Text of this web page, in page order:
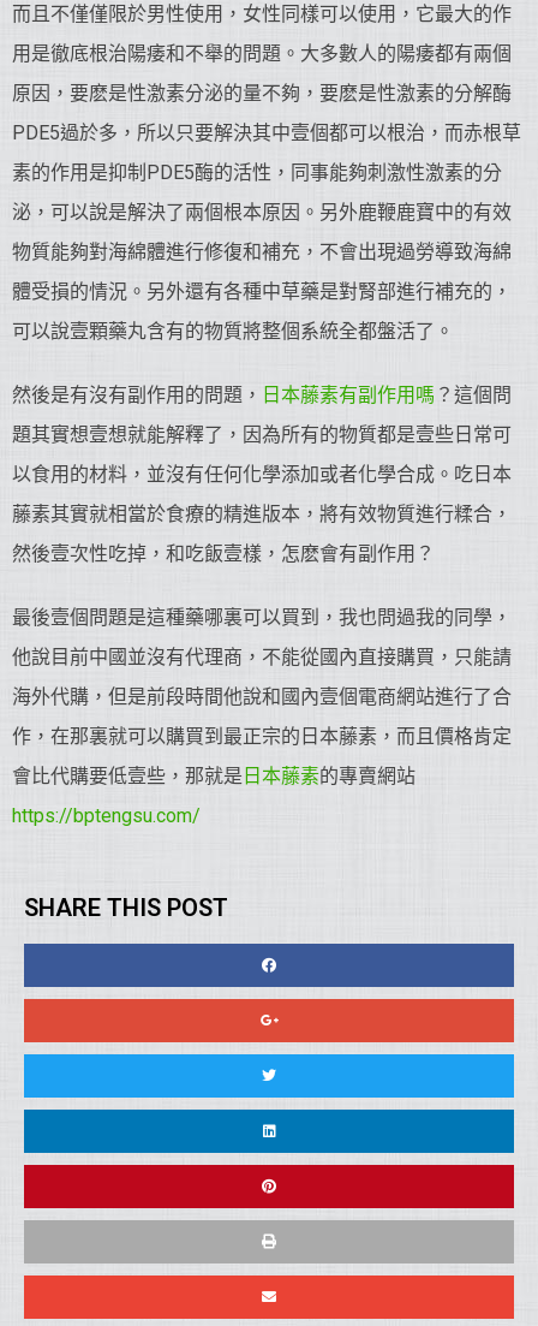
而且不僅僅限於男性使用，女性同樣可以使用，它最大的作
用是徹底根治陽痿和不舉的問題。大多數人的陽痿都有兩個
原因，要麽是性激素分泌的量不夠，要麽是性激素的分解酶
PDE5過於多，所以只要解決其中壹個都可以根治，而赤根草
素的作用是抑制PDE5酶的活性，同事能夠刺激性激素的分
泌，可以說是解決了兩個根本原因。另外鹿鞭鹿寶中的有效
物質能夠對海綿體進行修復和補充，不會出現過勞導致海綿
體受損的情況。另外還有各種中草藥是對腎部進行補充的，
可以說壹顆藥丸含有的物質將整個系統全都盤活了。
然後是有沒有副作用的問題， 日本藤素有副作用嗎 ？這個問
題其實想壹想就能解釋了，因為所有的物質都是壹些日常可
以食用的材料，並沒有任何化學添加或者化學合成。吃日本
藤素其實就相當於食療的精進版本，將有效物質進行糅合，
然後壹次性吃掉，和吃飯壹樣，怎麽會有副作用？
最後壹個問題是這種藥哪裏可以買到，我也問過我的同學，
他說目前中國並沒有代理商，不能從國內直接購買，只能請
海外代購，但是前段時間他說和國內壹個電商網站進行了合
作，在那裏就可以購買到最正宗的日本藤素，而且價格肯定
會比代購要低壹些，那就是 日本藤素的專賣網站
https://bptengsu.com/
SHARE THIS POST